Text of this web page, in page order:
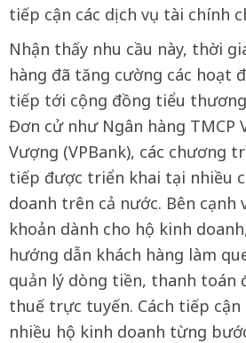
tiếp cận các dịch vụ tài chính
Nhận thấy nhu cầu này, thời
hàng đã tăng cường các hoạt
tiếp tới cộng đồng tiểu
Đơn cử như Ngân hàng TMCP
Vượng (VPBank), các chương
tiếp được triển khai tại nhiều
doanh trên cả nước. Bên
khoản dành cho hộ kinh
hướng dẫn khách hàng làm
quản lý dòng tiền, thanh toán
thuế trực tuyến. Cách tiếp
nhiều hộ kinh doanh từng